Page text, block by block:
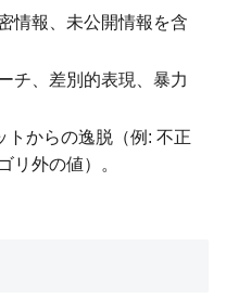
情報、未公開情報を含
チ、差別的表現、暴力
トからの逸脱（例: 不正
リ外の値）。